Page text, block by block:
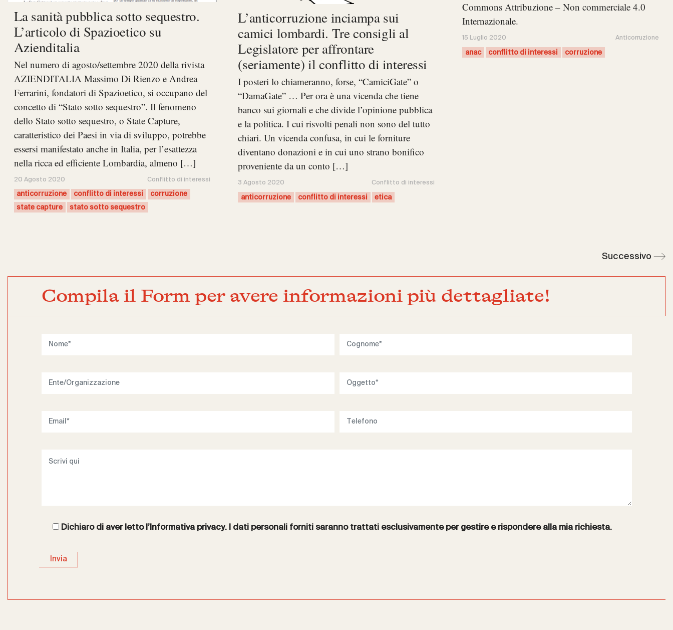
La sanità pubblica sotto sequestro.
L’articolo di Spazioetico su
Azienditalia
Nel numero di agosto/settembre 2020 della rivista
AZIENDITALIA Massimo Di Rienzo e Andrea
Ferrarini, fondatori di Spazioetico, si occupano del
concetto di “Stato sotto sequestro”. Il fenomeno
dello Stato sotto sequestro, o State Capture,
caratteristico dei Paesi in via di sviluppo, potrebbe
essersi manifestato anche in Italia, per l’esattezza
nella ricca ed efficiente Lombardia, almeno […]
20 Agosto 2020 Conflitto di interessi
anticorruzione conflitto di interessi
corruzione
state capture
stato sotto sequestro
L’anticorruzione inciampa sui
camici lombardi. Tre consigli al
Legislatore per affrontare
(seriamente) il conflitto di interessi
I posteri lo chiameranno, forse, “CamiciGate” o
“DamaGate” … Per ora è una vicenda che tiene
banco sui giornali e che divide l’opinione pubblica
e la politica. I cui risvolti penali non sono del tutto
chiari. Un vicenda confusa, in cui le forniture
diventano donazioni e in cui uno strano bonifico
proveniente da un conto […]
3 Agosto 2020 Conflitto di interessi
anticorruzione conflitto di interessi etica
Commons Attribuzione – Non commerciale 4.0
Internazionale.
15 Luglio 2020 Anticorruzione
anac conflitto di interessi corruzione
Successivo
Compila il Form per avere informazioni più dettagliate!
Dichiaro di aver letto l’Informativa privacy. I dati personali forniti saranno trattati esclusivamente per gestire e rispondere alla mia richiesta.